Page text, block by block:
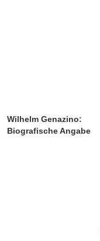
Wilhelm Genazino:
Biografische Angabe